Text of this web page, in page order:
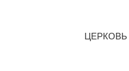
ЦЕРКОВЬ